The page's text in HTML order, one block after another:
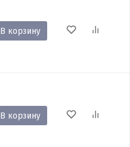
В корзину
В корзину